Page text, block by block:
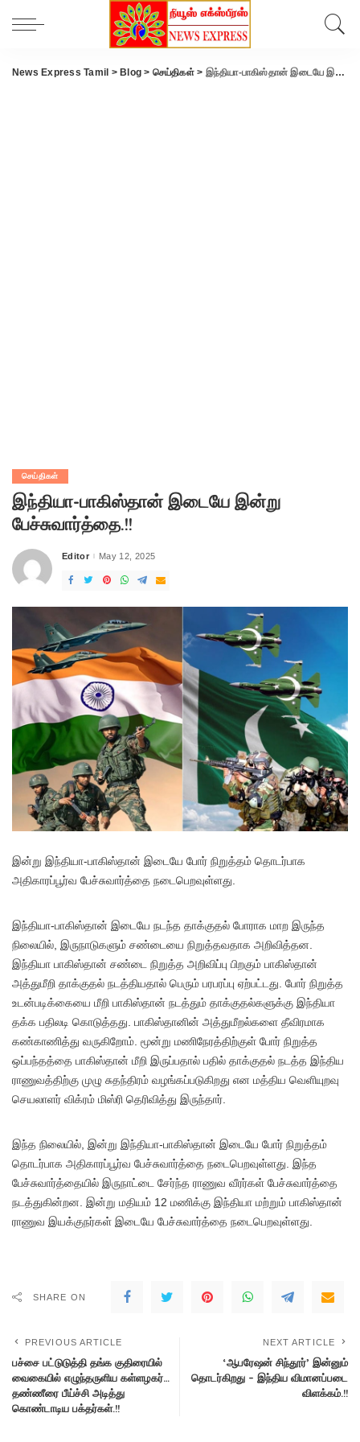
News Express Tamil > Blog > செய்திகள்> இந்தியா-பாகிஸ்தான் இடையே இன்று பேச்சுவார்த்தை.!!
செய்திகள்
இந்தியா-பாகிஸ்தான் இடையே இன்று
பேச்சுவார்த்தை.!!
Posted
Editor May 12, 2025
இன்று இந்தியா-பாகிஸ்தான் இடையே போர் நிறுத்தம் தொடர்பாக
அதிகாரப்பூர்வ பேச்சுவார்த்தை நடைபெறவுள்ளது.
இந்தியா-பாகிஸ்தான் இடையே நடந்த தாக்குதல் போராக மாற இருந்த
நிலையில், இருநாடுகளும் சண்டையை நிறுத்தவதாக அறிவித்தன.
இந்தியா பாகிஸ்தான் சண்டை நிறுத்த அறிவிப்பு பிறகும் பாகிஸ்தான்
அத்துமீறி தாக்குதல் நடத்தியதால் பெரும் பரபரப்பு ஏற்பட்டது. போர் நிறுத்த
உடன்படிக்கையை மீறி பாகிஸ்தான் நடத்தும் தாக்குதல்களுக்கு இந்தியா
தக்க பதிலடி கொடுத்தது. பாகிஸ்தானின் அத்துமீறல்களை தீவிரமாக
கண்காணித்து வருகிறோம். மூன்று மணிநேரத்திற்குள் போர் நிறுத்த
ஒப்பந்தத்தை பாகிஸ்தான் மீறி இருப்பதால் பதில் தாக்குதல் நடத்த இந்திய
ராணுவத்திற்கு முழு சுதந்திரம் வழங்கப்படுகிறது என மத்திய வெளியுறவு
செயலாளர் விக்ரம் மிஸ்ரி தெரிவித்து இருந்தார்.
இந்த நிலையில், இன்று இந்தியா-பாகிஸ்தான் இடையே போர் நிறுத்தம்
தொடர்பாக அதிகாரப்பூர்வ பேச்சுவார்த்தை நடைபெறவுள்ளது. இந்த
பேச்சுவார்த்தையில் இருநாட்டை சேர்ந்த ராணுவ வீரர்கள் பேச்சுவார்த்தை
நடத்துகின்றன. இன்று மதியம் 12 மணிக்கு இந்தியா மற்றும் பாகிஸ்தான்
ராணுவ இயக்குநர்கள் இடையே பேச்சுவார்த்தை நடைபெறவுள்ளது.
SHARE ON
PREVIOUS ARTICLE
பச்சை பட்டுடுத்தி தங்க குதிரையில்
வைகையில் எழுந்தருளிய கள்ளழகர்…
தண்ணீரை பீய்ச்சி அடித்து
கொண்டாடிய பக்தர்கள்.!!
NEXT ARTICLE
‘ஆபரேஷன் சிந்தூர்’ இன்னும்
தொடர்கிறது – இந்திய விமானப்படை
விளக்கம்.!!